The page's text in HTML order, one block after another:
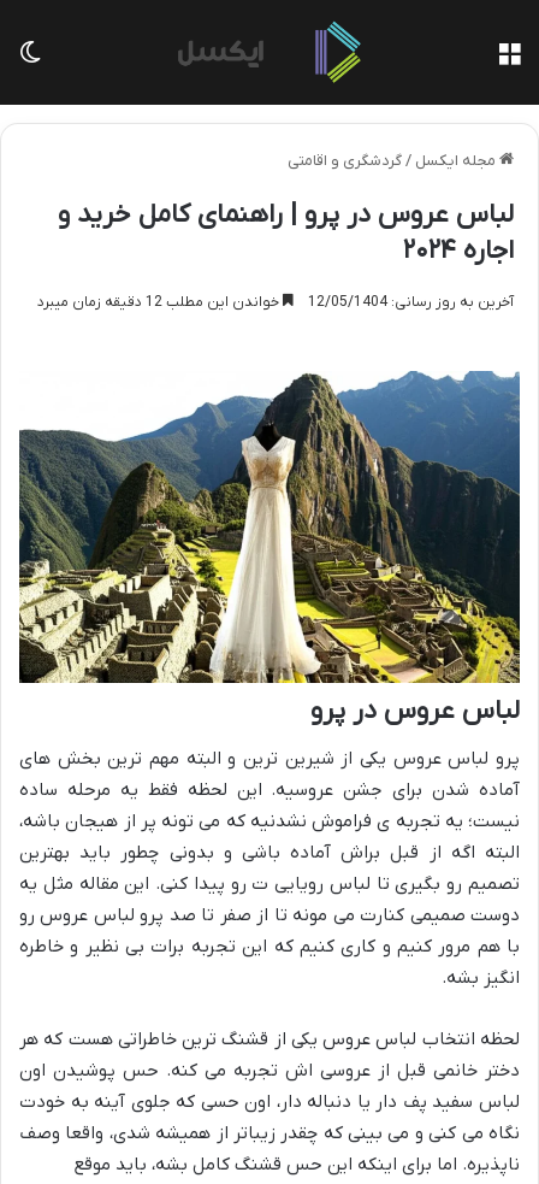
مجله ایکسل /گردشگری و اقامتی
لباس عروس در پرو | راهنمای کامل خرید و
اجاره ۲۰۲۴
آخرین به روز رسانی: 12/05/1404 خواندن این مطلب 12 دقیقه زمان میبرد
لباس عروس در پرو
پرو لباس عروس یکی از شیرین ترین و البته مهم ترین بخش های
آماده شدن برای جشن عروسیه. این لحظه فقط یه مرحله ساده
نیست؛ یه تجربه ی فراموش نشدنیه که می تونه پر از هیجان باشه،
البته اگه از قبل براش آماده باشی و بدونی چطور باید بهترین
تصمیم رو بگیری تا لباس رویایی ت رو پیدا کنی. این مقاله مثل یه
دوست صمیمی کنارت می مونه تا از صفر تا صد پرو لباس عروس رو
با هم مرور کنیم و کاری کنیم که این تجربه برات بی نظیر و خاطره
انگیز بشه.
لحظه انتخاب لباس عروس یکی از قشنگ ترین خاطراتی هست که هر
دختر خانمی قبل از عروسی اش تجربه می کنه. حس پوشیدن اون
لباس سفید پف دار یا دنباله دار، اون حسی که جلوی آینه به خودت
نگاه می کنی و می بینی که چقدر زیباتر از همیشه شدی، واقعا وصف
ناپذیره. اما برای اینکه این حس قشنگ کامل بشه، باید موقع